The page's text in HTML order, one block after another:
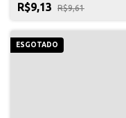
R$9,13 R$9,61
ESGOTADO